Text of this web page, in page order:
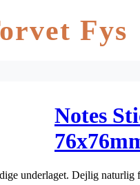
Fys
Notes
underlaget. Dejlig